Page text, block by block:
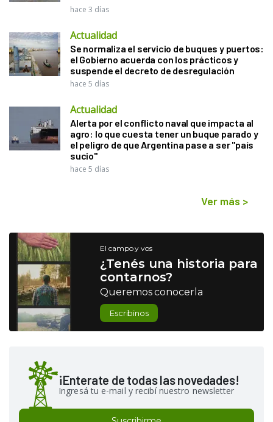
hace 3 días
Actualidad
Se normaliza el servicio de buques y puertos:
el Gobierno acuerda con los prácticos y
suspende el decreto de desregulación
hace 5 días
Actualidad
Alerta por el conflicto naval que impacta al
agro: lo que cuesta tener un buque parado y
el peligro de que Argentina pase a ser "país
sucio"
hace 5 días
Ver más >
El campo y vos
¿Tenés una historia para
contarnos?
Queremos conocerla
Escribinos
¡Enterate de todas las novedades!
Ingresá tu e-mail y recibí nuestro newsletter